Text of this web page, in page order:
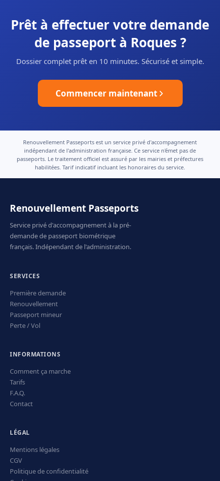
Prêt à effectuer votre demande
de passeport à Roques ?
Dossier complet prêt en 10 minutes. Sécurisé et simple.
Commencer maintenant
Renouvellement Passeports est un service privé d'accompagnement
indépendant de l'administration française. Ce service n'émet pas de
passeports. Le traitement officiel est assuré par les mairies et préfectures
habilitées. Tarif indicatif incluant les honoraires du service.
Renouvellement Passeports
Service privé d'accompagnement à la pré-
demande de passeport biométrique
français. Indépendant de l'administration.
SERVICES
Première demande
Renouvellement
Passeport mineur
Perte / Vol
INFORMATIONS
Comment ça marche
Tarifs
F.A.Q.
Contact
LÉGAL
Mentions légales
CGV
Politique de confidentialité